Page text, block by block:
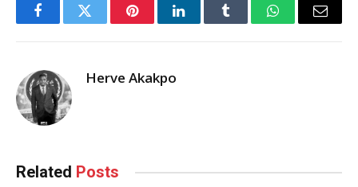
FacebookTwitter PinterestLinkedInTumblr WhatsAppEmail
Herve Akakpo
Related Posts